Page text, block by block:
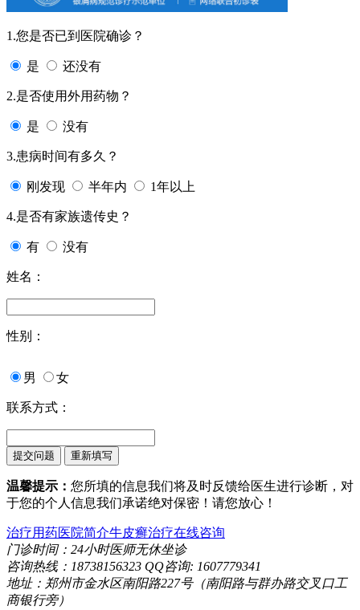
1.您是否已到医院确诊？
是 还没有
2.是否使用外用药物？
是 没有
3.患病时间有多久？
刚发现 半年内 1年以上
4.是否有家族遗传史？
有 没有
姓名：
性别：
男 女
联系方式：
温馨提示： 您所填的信息我们将及时反馈给医生进行诊断，对
于您的个人信息我们承诺绝对保密！请您放心！
治疗用药医院简介牛皮癣治疗在线咨询
门诊时间：24小时医师无休坐诊
咨询热线：18738156323 QQ咨询: 1607779341
地址：郑州市金水区南阳路227号（南阳路与群办路交叉口工
商银行旁）